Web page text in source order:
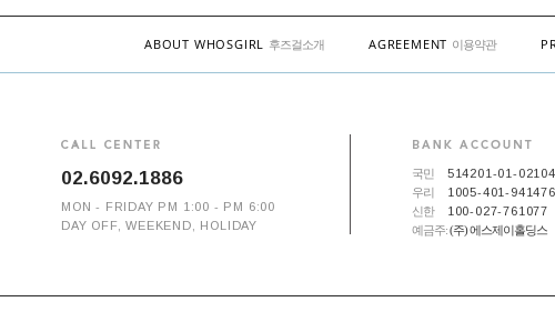
ABOUT WHOSGIRL 후즈걸소개 AGREEMENT 이용약관
02.6092.1886
MON - FRIDAY PM 1:00 - PM 6:00
DAY OFF, WEEKEND, HOLIDAY
국민
514201-01-
우리
1005-401-941476
신한
100-027-761077
예금주:(주) 에스제이홀딩스